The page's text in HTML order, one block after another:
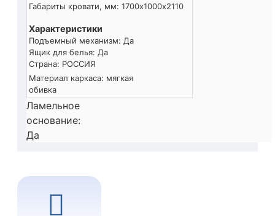
Габариты кровати, мм: 1700х1000х2110
Характеристики
Подъемный механизм: Да
Ящик для белья: Да
Страна: РОССИЯ
Материал каркаса: мягкая
обивка
Ламельное
основание:
Да